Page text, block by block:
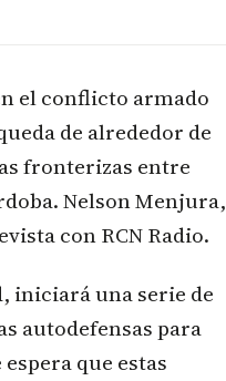
el conflicto armado
de alrededor de
fronterizas entre
Nelson Menjura,
con RCN Radio.
iniciará una serie de
autodefensas para
que estas